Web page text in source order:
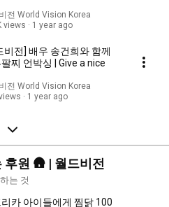
전 World Vision Korea
views
1 year ago
비전] 배우 송건희와 함께
찌 언박싱 | Give a nice
전 World Vision Korea
1 year ago
원 🛖 | 월드비전
는 것
카 아이들에게 찜닭 100